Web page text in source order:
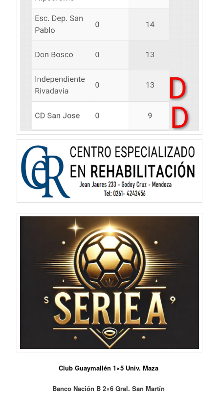
Club Guaymallén 1×5 Univ. Maza
Banco Nación B 2×6 Gral. San Martín